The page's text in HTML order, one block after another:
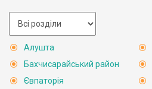
Алушта
Бахчисарайський район
Євпаторія